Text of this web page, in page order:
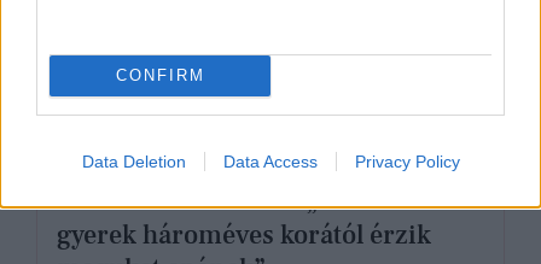
CONFIRM
Data Deletion Data Access Privacy Policy
Puskás-Dallos Péter: „Sokan csak a
gyerek hároméves korától érzik